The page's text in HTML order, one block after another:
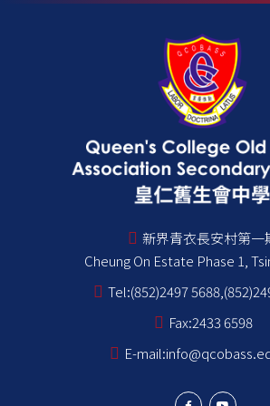
新界青衣長安村第一
Cheung On Estate Phase 1,
Tel:(852)2497
Fax:2433 6598
E-mail: